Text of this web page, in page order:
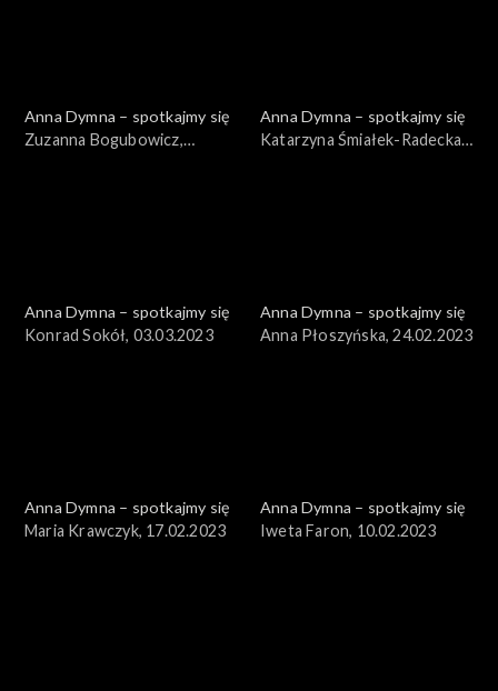
Anna Dymna – spotkajmy się
Zuzanna Bogubowicz,
Anna Dymna – spotkajmy się
Katarzyna Śmiałek-Radecka,
Anna Dymna – spotkajmy się
Konrad Sokół, 03.03.2023
Anna Dymna – spotkajmy się
Anna Płoszyńska, 24.02.2023
Anna Dymna – spotkajmy się
Maria Krawczyk, 17.02.2023
Anna Dymna – spotkajmy się
Iweta Faron, 10.02.2023